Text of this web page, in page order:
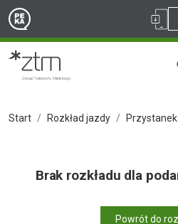
Start Rozkład jazdy Przystanek
Brak rozkładu dla
Powrót do